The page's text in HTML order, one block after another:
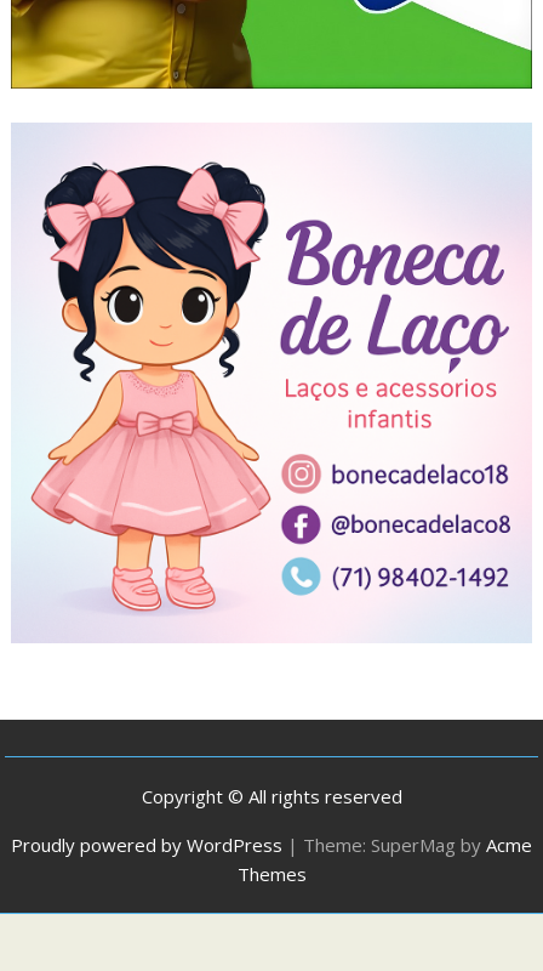
Copyright © All rights reserved
Proudly powered by WordPress | Theme: SuperMag by Acme
Themes